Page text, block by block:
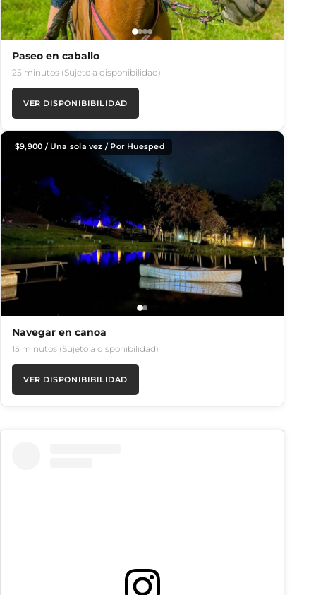
Paseo en caballo
25 minutos (Sujeto a disponibilidad)
VER DISPONIBIBILIDAD
$9,900 / Una sola vez / Por Huesped
Navegar en canoa
15 minutos (Sujeto a disponibilidad)
VER DISPONIBIBILIDAD